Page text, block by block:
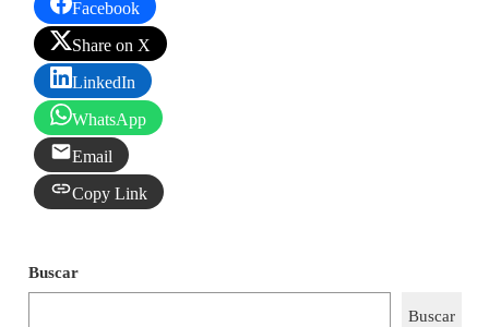
Facebook
Share on X
LinkedIn
WhatsApp
Email
Copy Link
Buscar
Buscar